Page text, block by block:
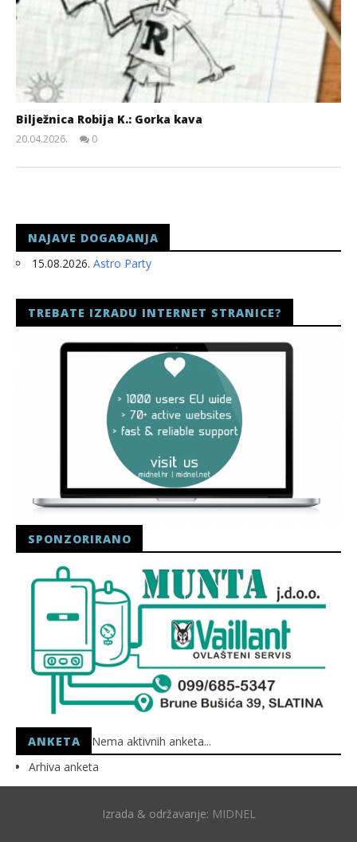
Bilježnica Robija K.: Gorka kava
20.04.2026.
0
NAJAVE DOGAĐANJA
15.08.2026. Astro Party
TREBATE IZRADU INTERNET STRANICE?
SPONZORIRANO
ANKETA
Nema aktivnih anketa...
Arhiva anketa
Izrada & održavanje: MIDNEL